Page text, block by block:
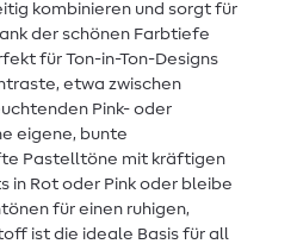
kombinieren und sorgt für
der schönen Farbtiefe
für Ton-in-Ton-Designs
etwa zwischen
Pink- oder
eigene, bunte
Pastelltöne mit kräftigen
in Rot oder Pink oder bleibe
für einen ruhigen,
ist die ideale Basis für all